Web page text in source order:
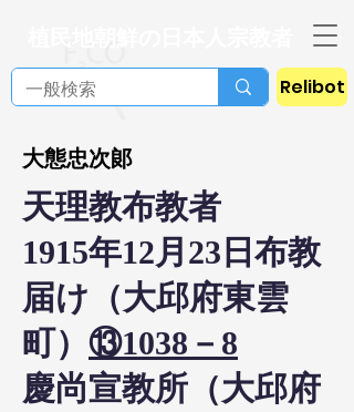
Relibot
大態忠次郞
天理教布教者
1915年12月23日布教
届け（大邱府東雲
町） ⑬1038－8
慶尚宣教所（大邱府